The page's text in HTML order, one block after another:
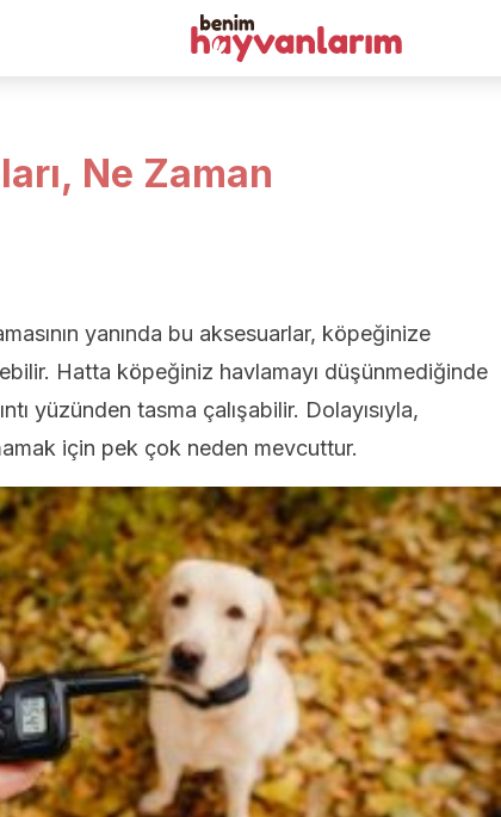
Ne Zaman
yanında bu aksesuarlar, köpeğinize
Hatta köpeğiniz havlamayı düşünmediğinde
yüzünden tasma çalışabilir. Dolayısıyla,
için pek çok neden mevcuttur.